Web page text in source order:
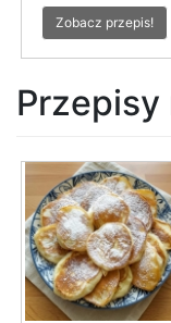
Zobacz przepis!
Przepisy